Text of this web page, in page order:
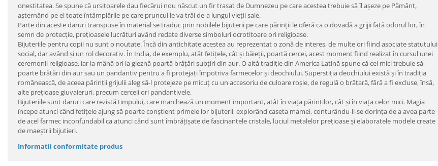
onestitatea. Se spune că ursitoarele dau fiecărui nou născut un fir trasat de Dumnezeu pe care acestea trebuie să îl așeze pe Pământ,
așternând pe el toate întâmplările pe care pruncul le va trăi de-a lungul vieții sale.
Parte din aceste daruri transpuse în material se traduc prin nobilele bijuterii pe care părinții le oferă ca o dovadă a grijii față odorul lor, în
semn de protecție, prețioasele lucrături având redate diverse simboluri ocrotitoare ori religioase.
Bijuteriile pentru copii nu sunt o noutate. Încă din antichitate acestea au reprezentat o zonă de interes, de multe ori fiind asociate statutului
social, dar având și un rol decorativ. În India, de exemplu, atât fetițele, cât și băieții, poartă cercei, acest moment fiind realizat în cursul unei
ceremonii religioase, iar la mână ori la gleznă poartă brățări subțiri din aur. O altă tradiție din America Latină spune că cei mici trebuie să
poarte brătări din aur sau un pandantiv pentru a fi protejați împotriva farmecelor și deochiului. Superstiția deochiului există și în tradiția
românească, de aceea părinții grijulii aleg să-l protejeze pe micuț cu un accesoriu de culoare roșie, de regulă o brățară, fără a fi excluse, însă,
alte prețioase giuvaieruri, precum cerceii ori pandantivele.
Bijuteriile sunt daruri care rezistă timpului, care marchează un moment important, atât în viața părinților, cât și în viața celor mici. Magia
începe atunci când fetițele ajung să poarte conștient primele lor bijuterii, explorând caseta mamei, conturându-li-se dorința de a avea parte
de acel farmec inconfundabil ca atunci când sunt îmbrățișate de fascinantele cristale, luciul metalelor prețioase și elaboratele modele create
de maeștrii bijutieri.
Informatii conformitate produs